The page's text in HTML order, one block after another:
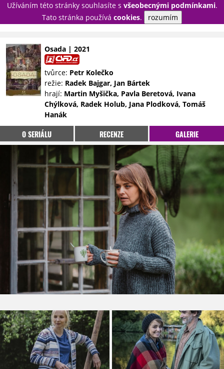
Užíváním této stránky souhlasíte s všeobecnými podmínkami.
Tato stránka používá cookies. rozumím
PŘIHLÁSIT
NOVINKY
TÉMATA
RECENZE
EPIZODY
KULT
TRAILERY
GALERIE
DISKUZE
STATISTIKY
Osada | 2021
tvůrce: Petr Kolečko
režie: Radek Bajgar, Jan Bártek
hrají: Martin Myšička, Pavla Beretová, Ivana
Chýlková, Radek Holub, Jana Plodková, Tomáš
Hanák
O SERIÁLU RECENZE GALERIE